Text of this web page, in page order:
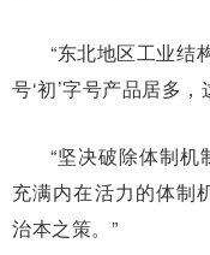
“东北地区工业结
号‘初’字号产品居多
“坚决破除体制机
充满内在活力的体制
治本之策。”